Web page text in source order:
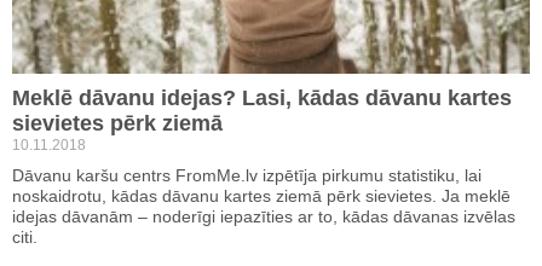
Meklē dāvanu idejas? Lasi, kādas dāvanu kartes
sievietes pērk ziemā
10.11.2018
Dāvanu karšu centrs FromMe.lv izpētīja pirkumu statistiku, lai
noskaidrotu, kādas dāvanu kartes ziemā pērk sievietes. Ja meklē
idejas dāvanām – noderīgi iepazīties ar to, kādas dāvanas izvēlas
citi.